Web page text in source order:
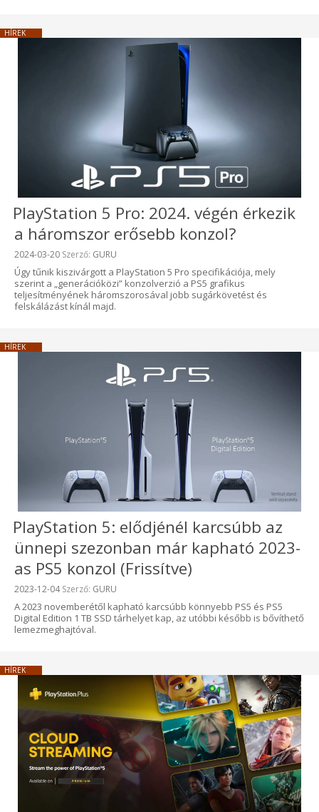
HÍREK
PlayStation 5 Pro: 2024. végén érkezik
a háromszor erősebb konzol?
Beküldve:
2024-03-20 Szerző: GURU
Úgy tűnik kiszivárgott a PlayStation 5 Pro specifikációja, mely
szerint a „generációközi” konzolverzió a PS5 grafikus
teljesítményének háromszorosával jobb sugárkövetést és
felskálázást kínál majd.
HÍREK
PlayStation 5: elődjénél karcsúbb az
ünnepi szezonban már kapható 2023-
as PS5 konzol (Frissítve)
Beküldve:
2023-12-04Szerző: GURU
A 2023 novemberétől kapható karcsúbb könnyebb PS5 és PS5
Digital Edition 1 TB SSD tárhelyet kap, az utóbbi később is bővíthető
lemezmeghajtóval.
HÍREK